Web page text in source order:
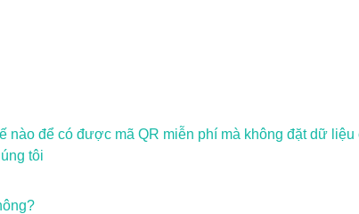
nào để có được mã QR miễn phí mà không đặt dữ
tôi